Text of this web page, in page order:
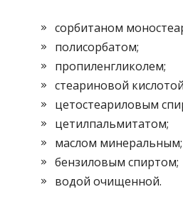
сорбитаном
полисорбатом;
пропиленгликолем;
стеариновой
цетостеариловым
цетилпальмитатом;
маслом минеральным;
бензиловым спиртом;
водой очищенной.